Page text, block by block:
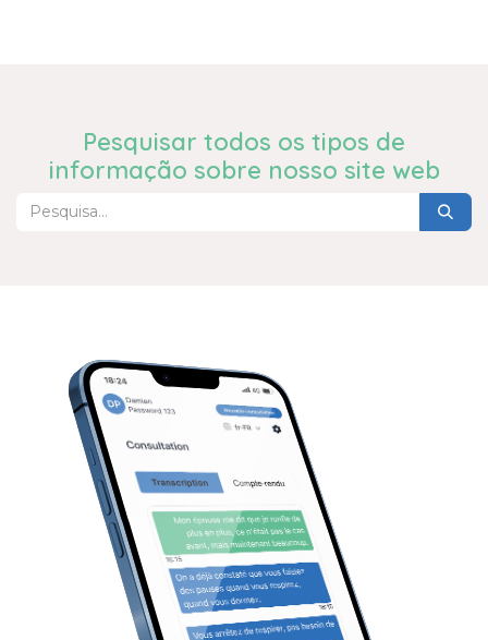
Pesquisar todos os tipos de
informação sobre nosso site web